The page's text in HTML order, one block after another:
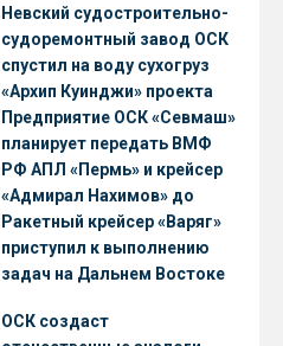
Невский судостроительно-
судоремонтный завод ОСК
спустил на воду сухогруз
«Архип Куинджи» проекта
RSD59
Предприятие ОСК «Севмаш»
планирует передать ВМФ
РФ АПЛ «Пермь» и крейсер
«Адмирал Нахимов» до
конца 2026 года
Ракетный крейсер «Варяг»
приступил к выполнению
задач на Дальнем Востоке
ОСК создаст